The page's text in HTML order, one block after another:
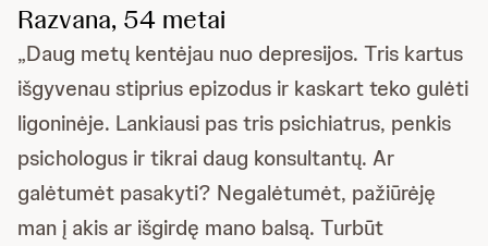
Razvana, 54 metai
„Daug metų kentėjau nuo depresijos. Tris kartus
išgyvenau stiprius epizodus ir kaskart teko gulėti
ligoninėje. Lankiausi pas tris psichiatrus, penkis
psichologus ir tikrai daug konsultantų. Ar
galėtumėt pasakyti? Negalėtumėt, pažiūrėję
man į akis ar išgirdę mano balsą. Turbūt